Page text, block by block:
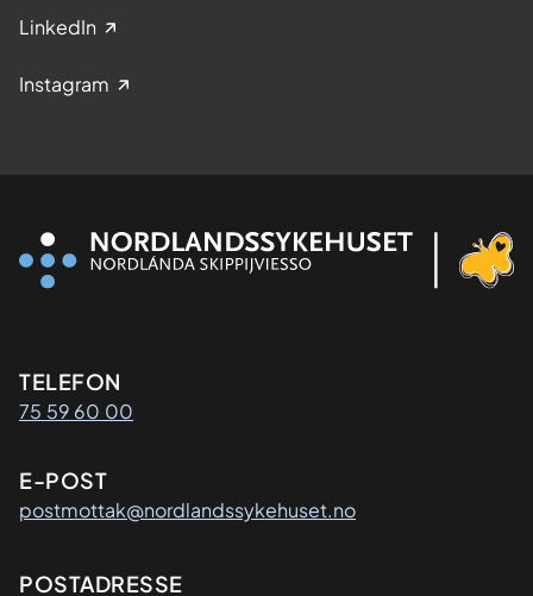
LinkedIn
Instagram
Kontaktinformasjon
TELEFON
75 59 60 00
E-POST
postmottak@nordlandssykehuset.no
POSTADRESSE